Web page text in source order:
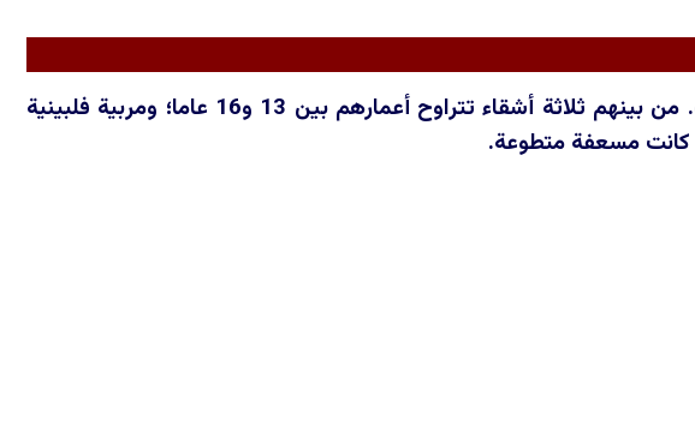
حصيلة القتلى: قتل أحد عشر مدنيا، وفقا للسلطات الإسرائيلية. من بينهم ثلاثة أشقاء تتراوح أعمارهم بين 13 و16 عاما؛ ومربية فلبينية
كانت مسعفة متطوعة.